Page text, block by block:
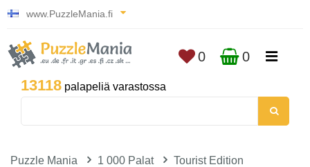
www.PuzzleMania.fi
13118 palapeliä varastossa
0 0
Puzzle Mania 1 000 Palat
Tourist Edition